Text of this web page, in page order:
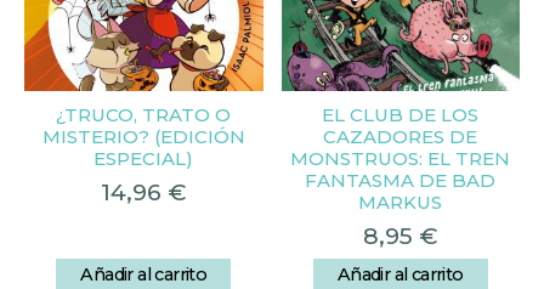
¿TRUCO, TRATO O
MISTERIO? (EDICIÓN
ESPECIAL)
14,96 €
Añadir al carrito
EL CLUB DE LOS
CAZADORES DE
MONSTRUOS: EL TREN
FANTASMA DE BAD
MARKUS
8,95 €
Añadir al carrito